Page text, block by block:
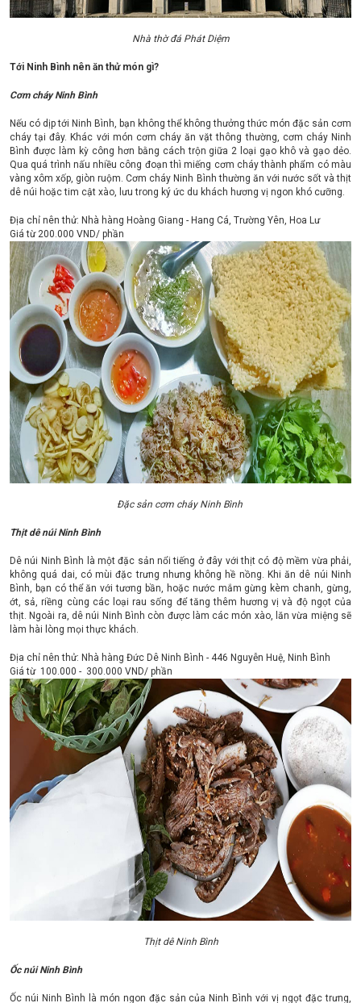
Nhà thờ đá Phát Diệm
Tới Ninh Bình nên ăn thử món gì?
Cơm cháy Ninh Bình
Nếu có dịp tới Ninh Bình, bạn không thể không thưởng thức món đặc sản cơm
cháy tại đây. Khác với món cơm cháy ăn vặt thông thường, cơm cháy Ninh
Bình được làm kỳ công hơn bằng cách trộn giữa 2 loại gạo khô và gạo dẻo.
Qua quá trình nấu nhiều công đoạn thì miếng cơm cháy thành phẩm có màu
vàng xôm xốp, giòn ruộm. Cơm cháy Ninh Bình thường ăn với nước sốt và thịt
dê núi hoặc tim cật xào, lưu trong ký ức du khách hương vị ngon khó cưỡng.
Địa chỉ nên thử: Nhà hàng Hoàng Giang - Hang Cá, Trường Yên, Hoa Lư
Giá từ 200.000 VND/ phần
Đặc sản cơm cháy Ninh Bình
Thịt dê núi Ninh Bình
Dê núi Ninh Bình là một đặc sản nổi tiếng ở đây với thịt có độ mềm vừa phải,
không quá dai, có mùi đặc trưng nhưng không hề nồng. Khi ăn dê núi Ninh
Bình, bạn có thể ăn với tương bần, hoặc nước mắm gừng kèm chanh, gừng,
ớt, sả, riềng cùng các loại rau sống để tăng thêm hương vị và độ ngọt của
thịt. Ngoài ra, dê núi Ninh Bình còn được làm các món xào, lăn vừa miệng sẽ
làm hài lòng mọi thực khách.
Địa chỉ nên thử: Nhà hàng Đức Dê Ninh Bình - 446 Nguyễn Huệ, Ninh Bình
Giá từ 100.000 - 300.000 VND/ phần
Thịt dê Ninh Bình
Ốc núi Ninh Bình
Ốc núi Ninh Bình là món ngon đặc sản của Ninh Bình với vị ngọt đặc trưng,